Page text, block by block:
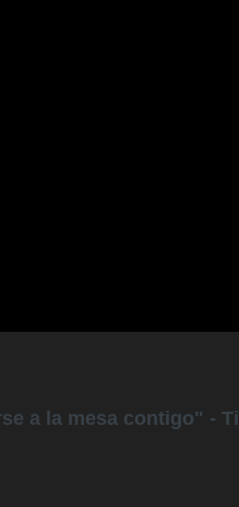
a la mesa contigo" -